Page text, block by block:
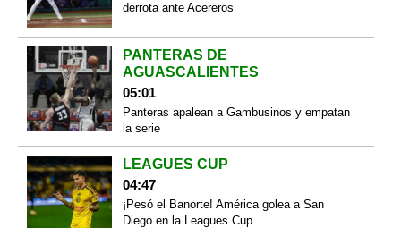
derrota ante Acereros
PANTERAS DE
AGUASCALIENTES
05:01
Panteras apalean a Gambusinos y empatan
la serie
LEAGUES CUP
04:47
¡Pesó el Banorte! América golea a San
Diego en la Leagues Cup